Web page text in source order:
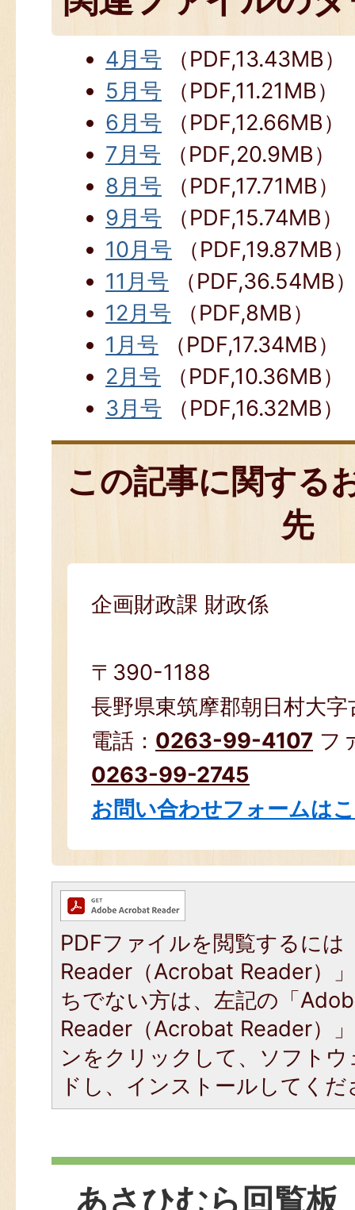
4月号 （PDF,13.43MB）
5月号 （PDF,11.21MB）
6月号 （PDF,12.66MB）
7月号 （PDF,20.9MB）
8月号 （PDF,17.71MB）
9月号 （PDF,15.74MB）
10月号 （PDF,19.87MB）
11月号 （PDF,36.54MB
12月号 （PDF,8MB）
1月号 （PDF,17.34MB）
2月号 （PDF,10.36MB）
3月号 （PDF,16.32MB）
この記事に関する
先
企画財政課 財政係
〒390-1188
長野県東筑摩郡朝日村大
電話： 0263-99-4107 フ
0263-99-2745
お問い合わせフォームは
PDFファイルを閲覧するには
Reader（Acrobat Reader）
ちでない方は、左記の「
Reader（Acrobat Reader）
ンをクリックして、ソフト
ドし、インストールしてくだ
あさひむら回覧板